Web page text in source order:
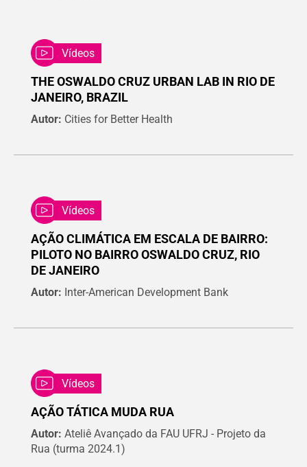
Vídeos
THE OSWALDO CRUZ URBAN LAB IN RIO DE
JANEIRO, BRAZIL
Autor: Cities for Better Health
Vídeos
AÇÃO CLIMÁTICA EM ESCALA DE BAIRRO:
PILOTO NO BAIRRO OSWALDO CRUZ, RIO
DE JANEIRO
Autor: Inter-American Development Bank
Vídeos
AÇÃO TÁTICA MUDA RUA
Autor: Ateliê Avançado da FAU UFRJ - Projeto da
Rua (turma 2024.1)